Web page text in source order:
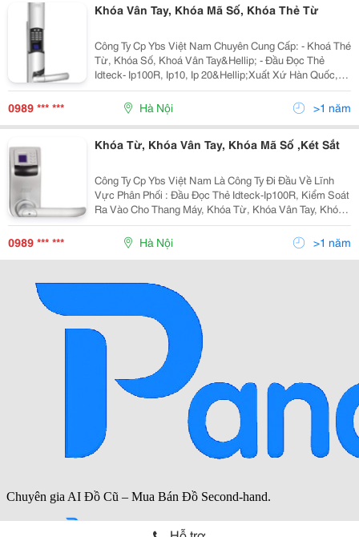
Khóa Vân Tay, Khóa Mã Số, Khóa Thẻ Từ
Công Ty Cp Ybs Việt Nam Chuyên Cung Cấp: - Khoá Thé
Từ, Khóa Số, Khoá Vân Tay&Hellip; - Đầu Đọc Thẻ
Idteck- Ip100R, Ip10, Ip 20&Hellip;Xuất Xứ Hàn Quốc,
Kiểm Soát Ra Vào Cho Thang Máy. - Thẻ Atm, Thẻ Sinh
Viên&Hellip;Chúng Tôi Luôn Mang Đến
0989 *** *** Hà Nội >1 năm
Khóa Từ, Khóa Vân Tay, Khóa Mã Số ,Két Sắt
Công Ty Cp Ybs Việt Nam Là Công Ty Đi Đầu Về Lĩnh
Vực Phân Phối : Đầu Đọc Thẻ Idteck-Ip100R, Kiểm Soát
Ra Vào Cho Thang Máy, Khóa Từ, Khóa Vân Tay, Khóa
Mã Số ,Két Sắt &Hellip; Với Những Loại Khóa Đảm Bảo
Chất Lượng, Giá Cả Hợp Lý, Đội Ngũ Kỹ Thuật N
0989 *** *** Hà Nội >1 năm